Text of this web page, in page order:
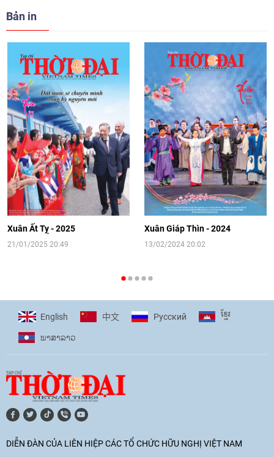
[Video] Nhân dân Việt Nam luôn trân
trọng tình cảm của nước Nga
08:02 | 13/06/2026
Video: Cơ hội giao lưu quốc tế cho học
sinh Việt Nam tại trại hè Artek
14:41|12/06/2026
[Video] Đối ngoại nhân dân Thủ đô
hướng tới kết nối hiệu quả nguồn lực
người Việt Nam ở nước ngoài
16:58|10/06/2026
phó với biến đổi khí hậu
17:07|09/06/2026
[Video] Lào dành ưu tiên hàng đầu cho
quan hệ với Việt Nam
11:01 |09/06/2026
Bản in
Xuân Ất Tỵ - 2025
21/01/2025 20:49
Xuân Giáp Thìn - 2024
13/02/2024 20:02
English 中文 Pусский ខ្មែរ
ພາ​ສາ​ລາວ
DIỄN ĐÀN CỦA LIÊN HIỆP CÁC TỔ CHỨC HỮU NGHỊ VIỆT NAM